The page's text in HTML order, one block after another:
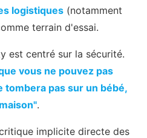
logistiques (notamment
terrain d'essai.
est centré sur la sécurité.
vous ne pouvez pas
tombera pas sur un bébé,
.
implicite directe des